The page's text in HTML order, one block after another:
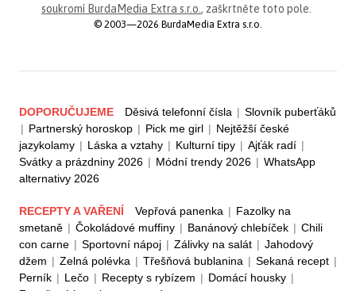
soukromí BurdaMedia Extra s.r.o. , zaškrtněte toto pole.
© 2003—2026 BurdaMedia Extra s.r.o.
DOPORUČUJEME Děsivá telefonní čísla | Slovník puberťáků
| Partnerský horoskop | Pick me girl | Nejtěžší české
jazykolamy | Láska a vztahy | Kulturní tipy | Ajťák radí |
Svátky a prázdniny 2026 | Módní trendy 2026 | WhatsApp
alternativy 2026
RECEPTY A VAŘENÍ Vepřová panenka | Fazolky na
smetaně | Čokoládové muffiny | Banánový chlebíček | Chili
con carne | Sportovní nápoj | Zálivky na salát | Jahodový
džem | Zelná polévka | Třešňová bublanina | Sekaná recept |
Perník | Lečo | Recepty s rybízem | Domácí housky |